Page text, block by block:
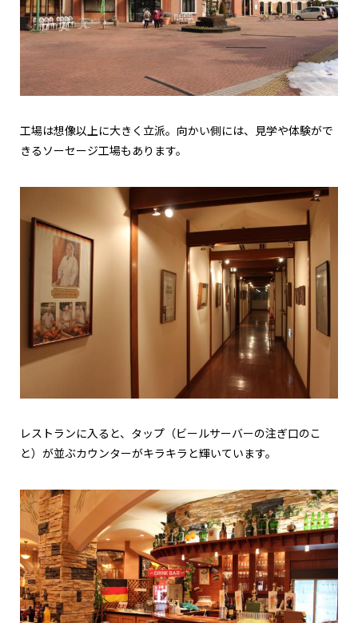
工場は想像以上に大きく立派。向かい側には、見学や体験がで
きるソーセージ工場もあります。
レストランに入ると、タップ（ビールサーバーの注ぎ口のこ
と）が並ぶカウンターがキラキラと輝いています。